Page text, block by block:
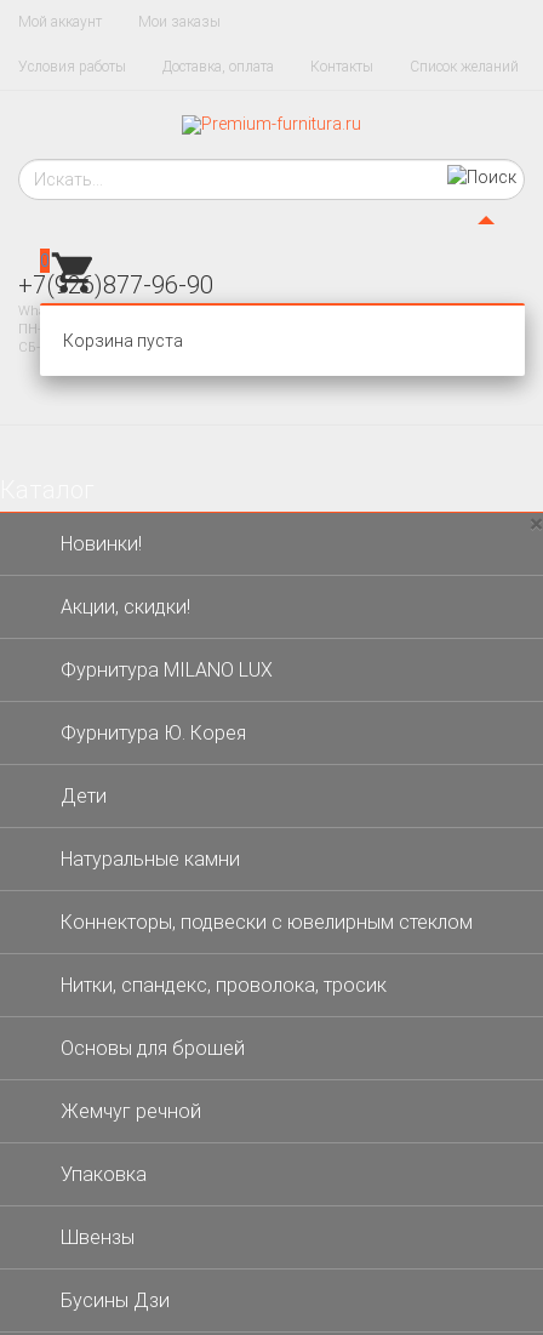
Мой аккаунт Мои заказы
Условия работы Доставка, оплата Контакты Список желаний
+7(926)877-96-90
WhatsApp, Telegram
ПН-ПТ 10-20
СБ-ВС - ВЫХОДНОЙ
0
Корзина пуста
×
Новинки!
Акции, скидки!
Фурнитура MILANO LUX
Фурнитура Ю. Корея
Дети
Натуральные камни
Коннекторы, подвески с ювелирным стеклом
Нитки, спандекс, проволока, тросик
Основы для брошей
Жемчуг речной
Упаковка
Швензы
Бусины Дзи